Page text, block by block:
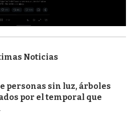
Noticias
personas sin luz, árboles
por el temporal que